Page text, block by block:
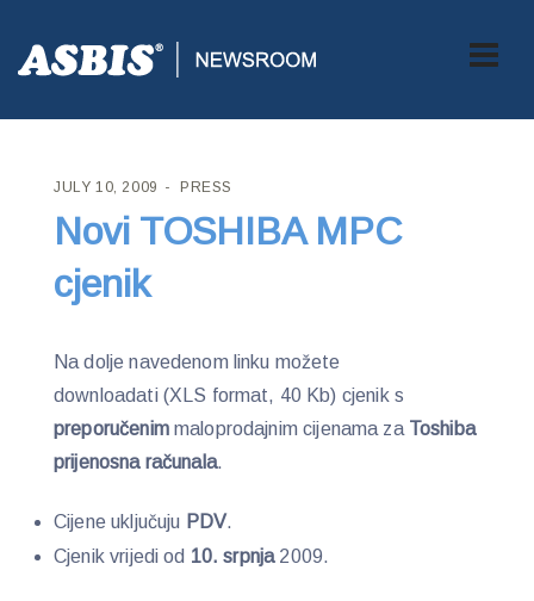
ASBIS CROATIA PRESS> NOVI TOSHIBA MPC CJENIK
JULY 10, 2009 PRESS
Novi TOSHIBA MPC
cjenik
Na dolje navedenom linku možete
downloadati (XLS format, 40 Kb) cjenik s
preporučenimmaloprodajnim cijenama za Toshiba
prijenosna računala.
Cijene uključuju PDV.
Cjenik vrijedi od 10. srpnja 2009.